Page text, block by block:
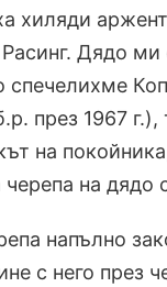
хиляди
Дядо ми
спечелихме
през 1967 г.),
на
на дядо
напълно
с него през